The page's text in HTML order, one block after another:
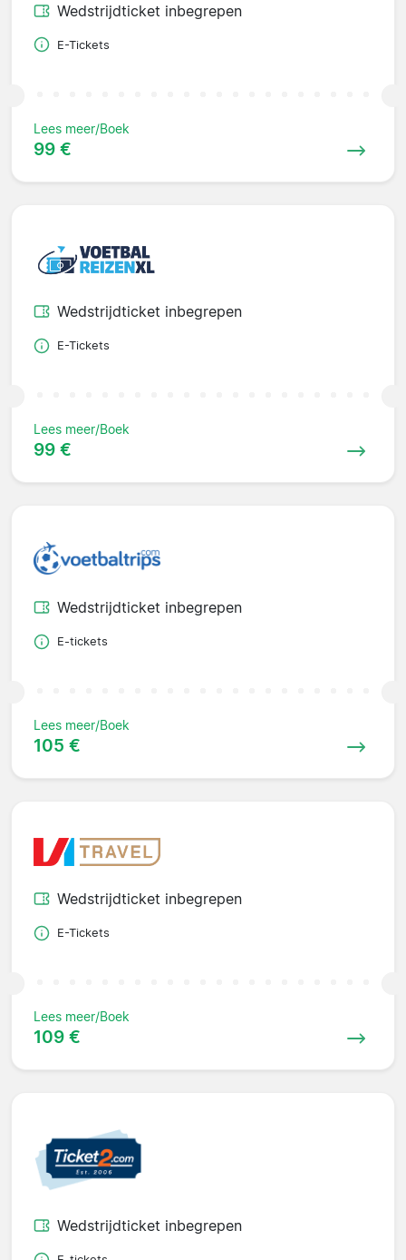
Wedstrijdticket inbegrepen
E-Tickets
Lees meer/Boek
99 €
Wedstrijdticket inbegrepen
E-Tickets
Lees meer/Boek
99 €
Wedstrijdticket inbegrepen
E-tickets
Lees meer/Boek
105 €
Wedstrijdticket inbegrepen
E-Tickets
Lees meer/Boek
109 €
Wedstrijdticket inbegrepen